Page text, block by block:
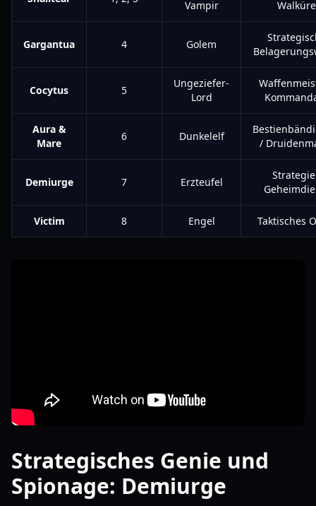
Vampir
Walküre
Gargantua 4 Golem
Cocytus 5
Ungeziefer-
Lord
Aura &
Mare
6 Dunkelelf
/
Demiurge 7 Erzteufel
Victim 8 Engel Taktisches
Strategisches Genie und
Spionage: Demiurge